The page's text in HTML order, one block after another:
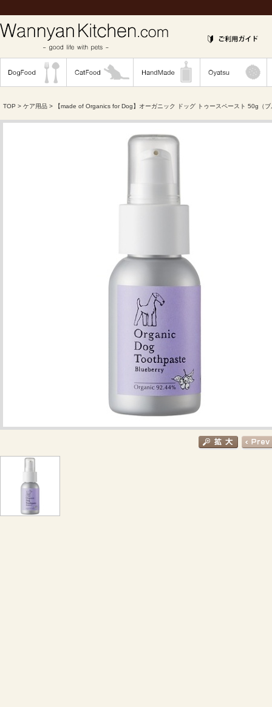
TOP > ケア用品 > 【made of Organics for Dog】オーガニック ドッグ トゥースペースト 50g（ブ